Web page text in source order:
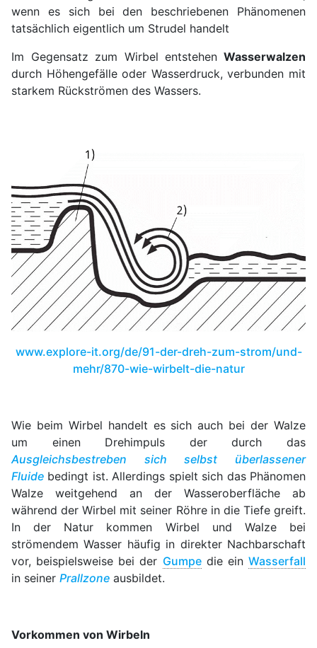
wenn es sich bei den beschriebenen Phänomenen
tatsächlich eigentlich um Strudel handelt
Im Gegensatz zum Wirbel entstehen Wasserwalzen
durch Höhengefälle oder Wasserdruck, verbunden mit
starkem Rückströmen des Wassers.
www.explore-it.org/de/91-der-dreh-zum-strom/und-
mehr/870-wie-wirbelt-die-natur
Wie beim Wirbel handelt es sich auch bei der Walze
um einen Drehimpuls der durch das
Ausgleichsbestreben sich selbst überlassener
Fluide bedingt ist. Allerdings spielt sich das Phänomen
Walze weitgehend an der Wasseroberfläche ab
während der Wirbel mit seiner Röhre in die Tiefe greift.
In der Natur kommen Wirbel und Walze bei
strömendem Wasser häufig in direkter Nachbarschaft
vor, beispielsweise bei der Gumpedie einWasserfall
in seiner Prallzone ausbildet.
Vorkommen von Wirbeln